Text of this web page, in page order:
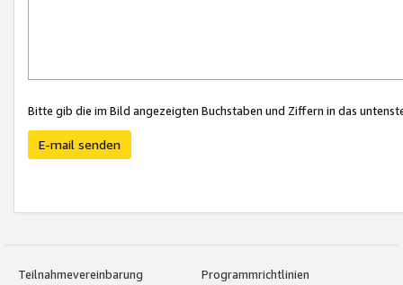
Bitte gib die im Bild angezeigten Buchstaben und Ziffern in das
E-mail senden
Teilnahmevereinbarung
Programmrichtlinien